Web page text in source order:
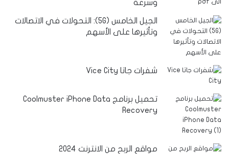
وسرعة
الجيل الخامس (5G): التحولات في الاتصالات
وتأثيرها على الأسهم
شفرات جاتا Vice City
تحميل برنامج Coolmuster iPhone Data
Recovery
مواقع الربح من الانترنت 2024